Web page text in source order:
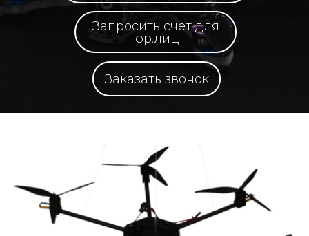
Заказать звонок
Запросить счет для
юр.лиц